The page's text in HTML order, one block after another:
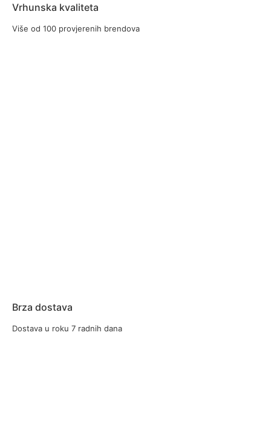
Vrhunska kvaliteta
Više od 100 provjerenih brendova
Brza dostava
Dostava u roku 7 radnih dana